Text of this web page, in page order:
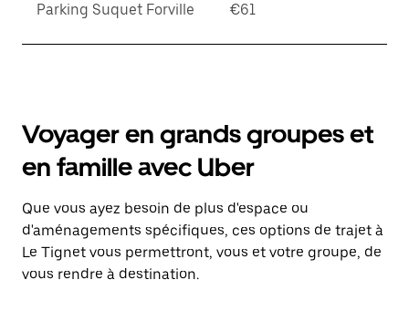
Parking Suquet Forville €61
Voyager en grands groupes et
en famille avec Uber
Que vous ayez besoin de plus d'espace ou
d'aménagements spécifiques, ces options de trajet à
Le Tignet vous permettront, vous et votre groupe, de
vous rendre à destination.